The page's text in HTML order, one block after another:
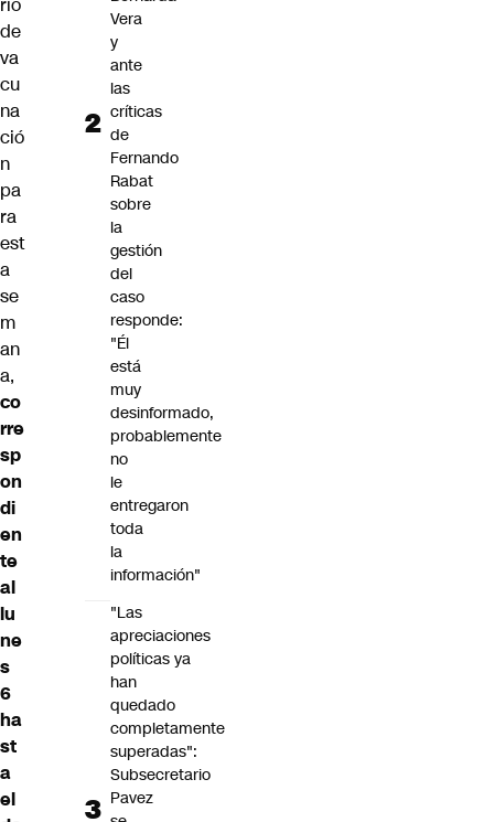
de
va
cu
na
ció
n
pa
ra
est
a
se
m
an
a,
co
rre
sp
on
di
en
te
al
lu
ne
s
6
ha
st
a
el
Vera
y
ante
las
críticas
de
Fernando
Rabat
sobre
la
gestión
del
caso
responde:
"Él
está
muy
desinformado,
probablemente
no
le
entregaron
toda
la
información"
"Las
apreciaciones
políticas ya
han
quedado
completamente
superadas":
Subsecretario
Pavez